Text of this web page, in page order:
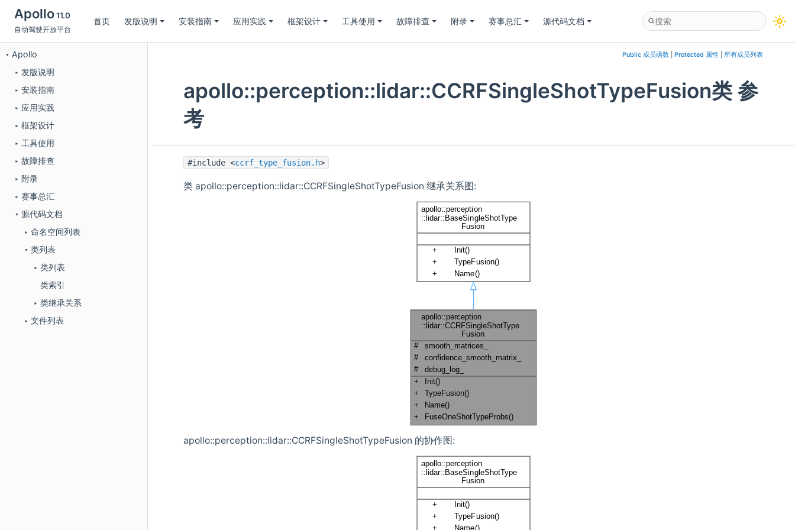
Apollo11.0
自动驾驶开放平台
首页 发版说明 安装指南 应用实践 框架设计 工具使用 故障排查 附录 赛事总汇 源代码文档
▼ Apollo
► 发版说明
► 安装指南
► 应用实践
► 框架设计
► 工具使用
► 故障排查
► 附录
► 赛事总汇
▼ 源代码文档
► 命名空间列表
▼ 类列表
►
类列表
类索引
► 类继承关系
► 文件列表
Public 成员函数| Protected 属性 所有成员列表
apollo::perception::lidar::CCRFSingleShotTypeFusion类 参
考
#include <ccrf_type_fusion.h>
类 apollo::perception::lidar::CCRFSingleShotTypeFusion 继承关系图:
apollo::perception::lidar::CCRFSingleShotTypeFusion 的协作图: